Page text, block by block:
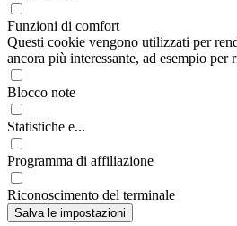
Funzioni di comfort
Questi cookie vengono utilizzati per
ancora più interessante, ad esempio per
Blocco note
Statistiche e...
Programma di affiliazione
Riconoscimento del terminale